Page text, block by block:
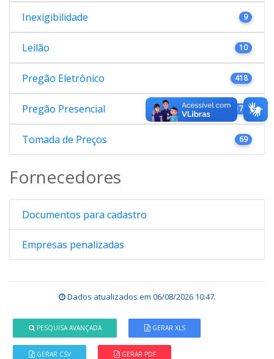
Inexigibilidade 9
Leilão 10
Pregão Eletrônico 418
Pregão Presencial 176
Tomada de Preços 69
Fornecedores
Documentos para cadastro
Empresas penalizadas
Dados atualizados em 06/08/2026 10:47.
PESQUISA AVANÇADA GERAR XLS
GERAR CSV GERAR PDF